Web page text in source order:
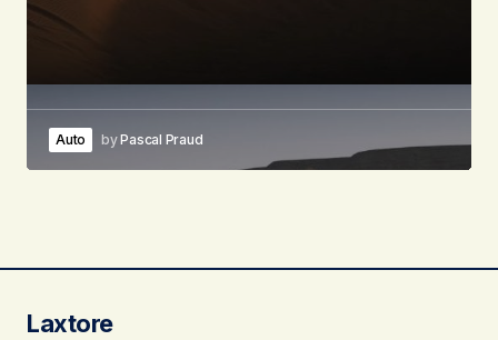
Auto byPascal Praud
Laxtore